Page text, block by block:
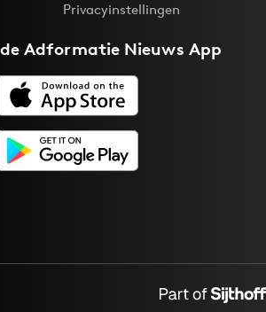
Privacyinstellingen
Adformatie Nieuws App